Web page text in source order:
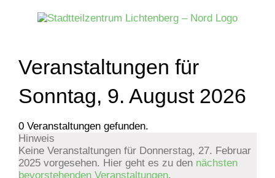
Veranstaltungen für
Sonntag, 9. August 2026
0 Veranstaltungen gefunden.
Veranstaltungen
Hinweis
Keine Veranstaltungen für Donnerstag, 27. Februar
2025 vorgesehen. Hier geht es zu den nächsten
bevorstehenden Veranstaltungen.